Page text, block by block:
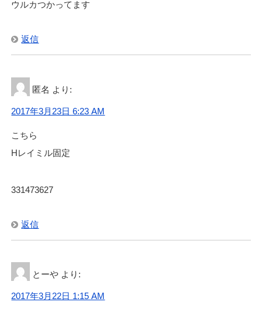
ウルカつかってます
返信
匿名 より:
2017年3月23日 6:23 AM
こちら
Hレイミル固定
331473627
返信
とーや より:
2017年3月22日 1:15 AM